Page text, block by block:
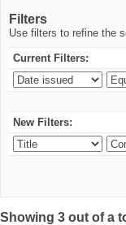
Filters
Use filters to refine the
Current Filters:
New Filters:
Showing 3 out of a